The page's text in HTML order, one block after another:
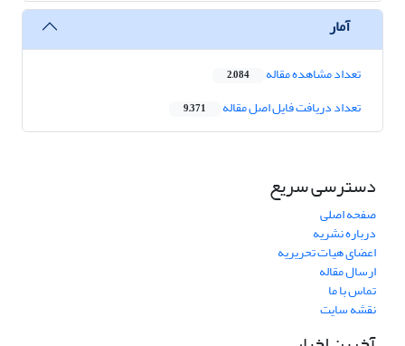
آمار
تعداد مشاهده مقاله 2,084
تعداد دریافت فایل اصل مقاله 9,371
دسترسی سریع
صفحه اصلی
درباره نشریه
اعضای هیات تحریریه
ارسال مقاله
تماس با ما
نقشه سایت